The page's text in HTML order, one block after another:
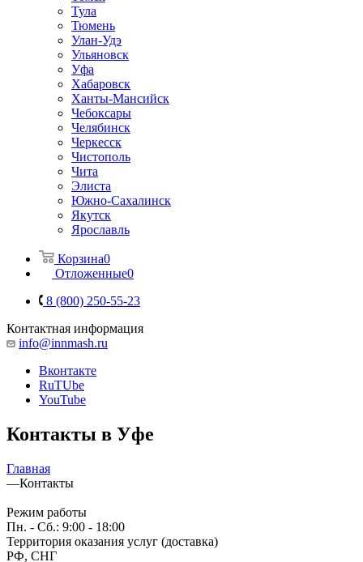
Тула
Тюмень
Улан-Удэ
Ульяновск
Уфа
Хабаровск
Ханты-Мансийск
Чебоксары
Челябинск
Черкесск
Чистополь
Чита
Элиста
Южно-Сахалинск
Якутск
Ярославль
Корзина0
Отложенные0
8 (800) 250-55-23
Контактная информация
info@innmash.ru
Вконтакте
RuTUbe
YouTube
Контакты в Уфе
Главная
—Контакты
Режим работы
Пн. - Сб.: 9:00 - 18:00
Территория оказания услуг (доставка)
РФ, СНГ